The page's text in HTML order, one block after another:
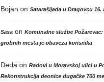
Bojan on Satarašijada u Dragovcu 16.
Sasaon Komunalne službe
grobnih mesta je obaveza korisnika
Deda on Radovi u Moravskoj ulici u
Rekonstrukcija deonice dugačke 700